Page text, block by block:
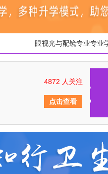
眼视光与配镜专业专业
4872 人关注
点击查看